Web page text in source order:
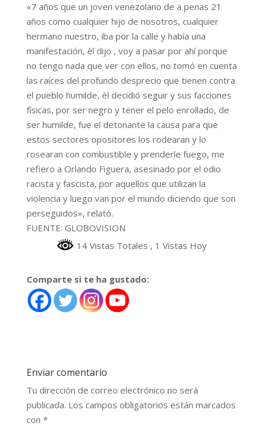
«7 años que un joven venezolano de a penas 21
años como cualquier hijo de nosotros, cualquier
hermano nuestro, iba por la calle y había una
manifestación, èl dijo , voy a pasar por ahí porque
no tengo nada que ver con ellos, no tomó en cuenta
las raíces del profundo desprecio que tienen contra
el pueblo humilde, èl decidió seguir y sus facciones
físicas, por ser negro y tener el pelo enrollado, de
ser humilde, fue el detonante la causa para que
estos sectores opositores los rodearan y lo
rosearan con combustible y prenderle fuego, me
refiero a Orlando Figuera, asesinado por el odio
racista y fascista, por aquellos que utilizan la
violencia y luego van por el mundo diciendo que son
perseguidos», relató.
FUENTE: GLOBOVISION
14 Vistas Totales , 1 Vistas Hoy
Comparte si te ha gustado:
Enviar comentario
Tu dirección de correo electrónico no será
publicada. Los campos obligatorios están marcados
con *